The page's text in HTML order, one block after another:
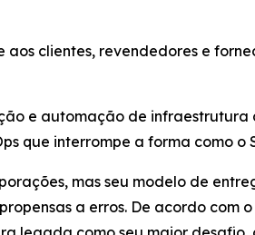
clientes, revendedores e
e automação de
que interrompe a forma como o
mas seu modelo de
a erros. De acordo com o